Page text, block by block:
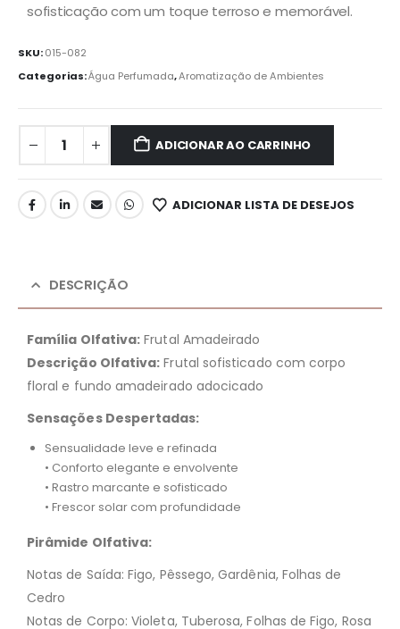
sofisticação com um toque terroso e memorável.
SKU:015-082
Categorias:Água Perfumada,Aromatização de Ambientes
ADICIONAR AO CARRINHO
ADICIONAR LISTA DE DESEJOS
DESCRIÇÃO
Família Olfativa: Frutal Amadeirado
Descrição Olfativa: Frutal sofisticado com corpo
floral e fundo amadeirado adocicado
Sensações Despertadas:
Sensualidade leve e refinada
• Conforto elegante e envolvente
• Rastro marcante e sofisticado
• Frescor solar com profundidade
Pirâmide Olfativa:
Notas de Saída: Figo, Pêssego, Gardênia, Folhas de
Cedro
Notas de Corpo: Violeta, Tuberosa, Folhas de Figo, Rosa